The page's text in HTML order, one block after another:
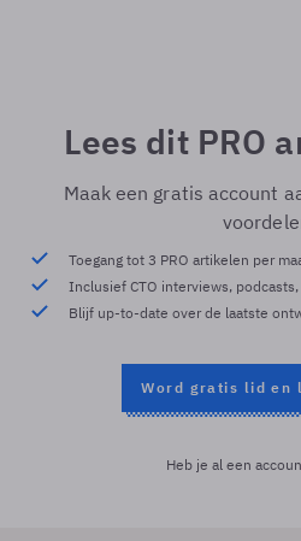
Lees dit PRO
Maak een gratis account
Toegang tot 3 PRO artikelen per
Inclusief CTO interviews,
Blijf up-to-date over de laatste
Word gratis lid en
Heb je al een